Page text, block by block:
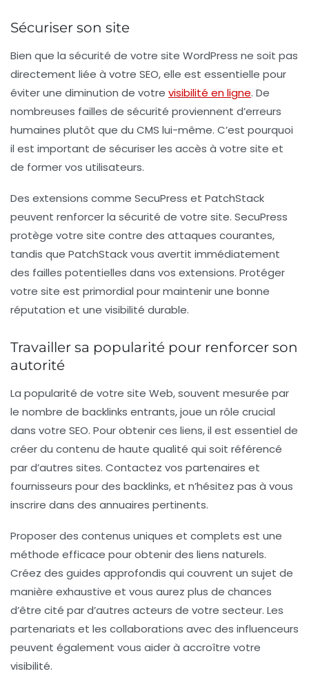
Sécuriser son site
Bien que la sécurité de votre site WordPress ne soit pas
directement liée à votre SEO, elle est essentielle pour
éviter une diminution de votre visibilité en ligne. De
nombreuses failles de sécurité proviennent d’erreurs
humaines plutôt que du CMS lui-même. C’est pourquoi
il est important de sécuriser les accès à votre site et
de former vos utilisateurs.
Des extensions comme SecuPress et PatchStack
peuvent renforcer la sécurité de votre site. SecuPress
protège votre site contre des attaques courantes,
tandis que PatchStack vous avertit immédiatement
des failles potentielles dans vos extensions. Protéger
votre site est primordial pour maintenir une bonne
réputation et une visibilité durable.
Travailler sa popularité pour renforcer son
autorité
La popularité de votre site Web, souvent mesurée par
le nombre de backlinks entrants, joue un rôle crucial
dans votre SEO. Pour obtenir ces liens, il est essentiel de
créer du contenu de haute qualité qui soit référencé
par d’autres sites. Contactez vos partenaires et
fournisseurs pour des backlinks, et n’hésitez pas à vous
inscrire dans des annuaires pertinents.
Proposer des contenus uniques et complets est une
méthode efficace pour obtenir des liens naturels.
Créez des guides approfondis qui couvrent un sujet de
manière exhaustive et vous aurez plus de chances
d’être cité par d’autres acteurs de votre secteur. Les
partenariats et les collaborations avec des influenceurs
peuvent également vous aider à accroître votre
visibilité.